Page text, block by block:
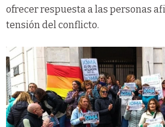
ofrecer respuesta a las personas
tensión del conflicto.